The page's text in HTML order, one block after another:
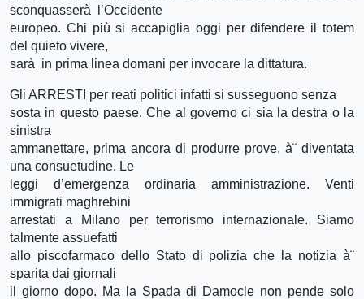
sconquasserà l’Occidente
europeo. Chi più si accapiglia oggi per difendere il totem
del quieto vivere,
sarà in prima linea domani per invocare la dittatura.
Gli ARRESTI per reati politici infatti si susseguono senza
sosta in questo paese. Che al governo ci sia la destra o la
sinistra
ammanettare, prima ancora di produrre prove, à¨ diventata
una consuetudine. Le
leggi d’emergenza ordinaria amministrazione. Venti
immigrati maghrebini
arrestati a Milano per terrorismo internazionale. Siamo
talmente assuefatti
allo piscofarmaco dello Stato di polizia che la notizia à¨
sparita dai giornali
il giorno dopo. Ma la Spada di Damocle non pende solo